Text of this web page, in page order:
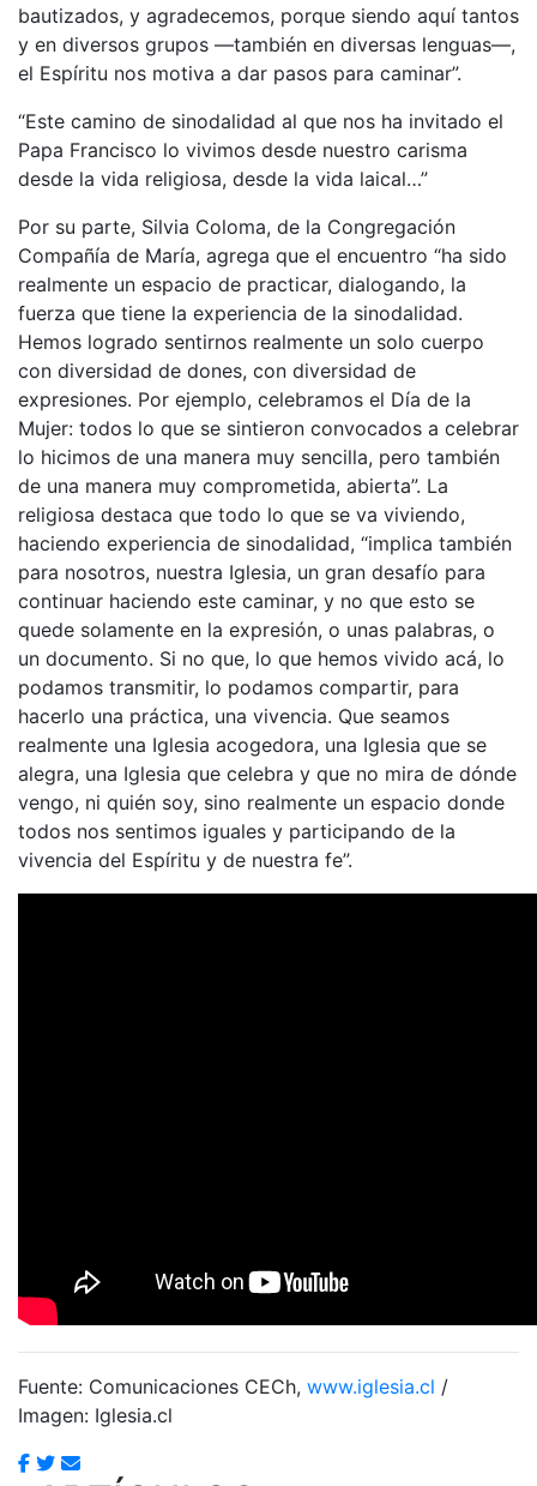
bautizados, y agradecemos, porque siendo aquí tantos
y en diversos grupos —también en diversas lenguas—,
el Espíritu nos motiva a dar pasos para caminar”.
“Este camino de sinodalidad al que nos ha invitado el
Papa Francisco lo vivimos desde nuestro carisma
desde la vida religiosa, desde la vida laical…”
Por su parte, Silvia Coloma, de la Congregación
Compañía de María, agrega que el encuentro “ha sido
realmente un espacio de practicar, dialogando, la
fuerza que tiene la experiencia de la sinodalidad.
Hemos logrado sentirnos realmente un solo cuerpo
con diversidad de dones, con diversidad de
expresiones. Por ejemplo, celebramos el Día de la
Mujer: todos lo que se sintieron convocados a celebrar
lo hicimos de una manera muy sencilla, pero también
de una manera muy comprometida, abierta”. La
religiosa destaca que todo lo que se va viviendo,
haciendo experiencia de sinodalidad, “implica también
para nosotros, nuestra Iglesia, un gran desafío para
continuar haciendo este caminar, y no que esto se
quede solamente en la expresión, o unas palabras, o
un documento. Si no que, lo que hemos vivido acá, lo
podamos transmitir, lo podamos compartir, para
hacerlo una práctica, una vivencia. Que seamos
realmente una Iglesia acogedora, una Iglesia que se
alegra, una Iglesia que celebra y que no mira de dónde
vengo, ni quién soy, sino realmente un espacio donde
todos nos sentimos iguales y participando de la
vivencia del Espíritu y de nuestra fe”.
Fuente: Comunicaciones CECh, www.iglesia.cl /
Imagen: Iglesia.cl